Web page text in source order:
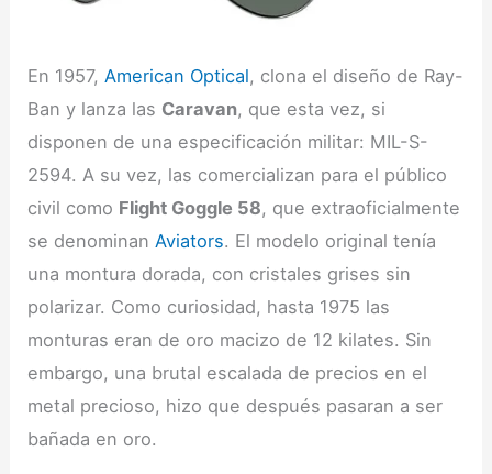
En 1957, American Optical, clona el diseño de Ray-
Ban y lanza las Caravan, que esta vez, si
disponen de una especificación militar: MIL-S-
2594. A su vez, las comercializan para el público
civil como Flight Goggle 58, que extraoficialmente
se denominan Aviators. El modelo original tenía
una montura dorada, con cristales grises sin
polarizar. Como curiosidad, hasta 1975 las
monturas eran de oro macizo de 12 kilates. Sin
embargo, una brutal escalada de precios en el
metal precioso, hizo que después pasaran a ser
bañada en oro.